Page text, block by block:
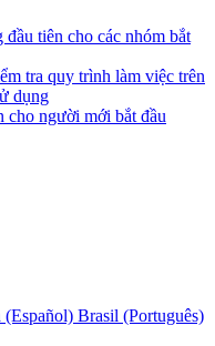
tiên cho các nhóm bắt
tra quy trình làm việc trên
dụng
cho người mới bắt đầu
(Español) Brasil (Português)